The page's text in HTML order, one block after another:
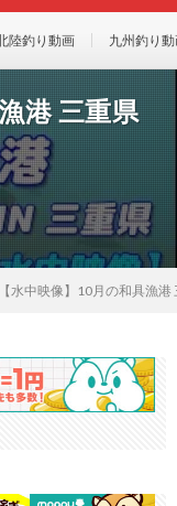
陸釣り動画 九州釣り
港 三重県
【水中映像】10月の和具漁港